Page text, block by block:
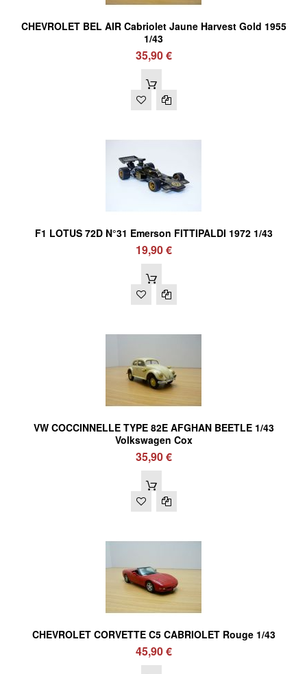
CHEVROLET BEL AIR Cabriolet Jaune Harvest Gold 1955
1/43
35,90 €
F1 LOTUS 72D N°31 Emerson FITTIPALDI 1972 1/43
19,90 €
VW COCCINNELLE TYPE 82E AFGHAN BEETLE 1/43
Volkswagen Cox
35,90 €
CHEVROLET CORVETTE C5 CABRIOLET Rouge 1/43
45,90 €